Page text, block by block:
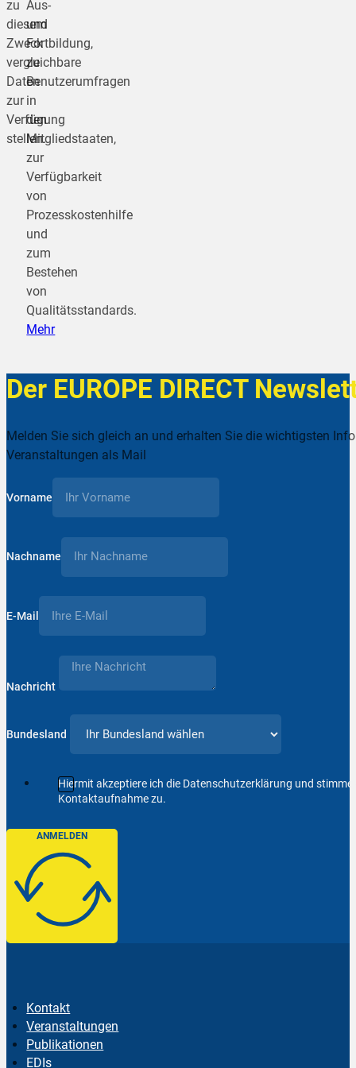
zu
diesem
Zweck
vergleichbare
Daten
zur
Verfügung
stellen.
Aus-
und
Fortbildung,
zu
Benutzerumfragen
in
den
Mitgliedstaaten,
zur
Verfügbarkeit
von
Prozesskostenhilfe
und
zum
Bestehen
von
Qualitätsstandards.
Mehr
Der EUROPE DIRECT
Melden Sie sich gleich an und erhalten Sie die wichtigsten
Veranstaltungen als Mail
Vorname
Nachname
E-Mail
Nachricht
Bundesland
Hiermit akzeptiere ich die Datenschutzerklärung und
Kontaktaufnahme zu.
ANMELDEN
Kontakt
Veranstaltungen
Publikationen
EDIs